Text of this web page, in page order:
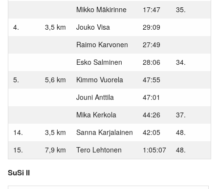
Mikko Mäkirinne
17:47
35.
4.
3,5 km Jouko Visa
29:09
Raimo Karvonen
27:49
Esko Salminen
28:06
34.
5.
5,6 km Kimmo Vuorela
47:55
Jouni Anttila
47:01
Mika Kerkola
44:26
37.
14.
3,5 km Sanna Karjalainen 42:05
48.
15.
7,9 km Tero Lehtonen 1:05:07 48.
SuSi II